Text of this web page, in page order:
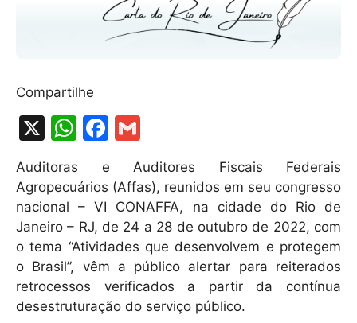
Compartilhe
X
W
at
s
A
p
p
F
c
e
b
o
o
k
m
ai
l
Auditoras e Auditores Fiscais Federais
Agropecuários (Affas), reunidos em seu congresso
nacional – VI CONAFFA, na cidade do Rio de
Janeiro – RJ, de 24 a 28 de outubro de 2022, com
o tema “Atividades que desenvolvem e protegem
o Brasil”, vêm a público alertar para reiterados
retrocessos verificados a partir da contínua
desestruturação do serviço público.